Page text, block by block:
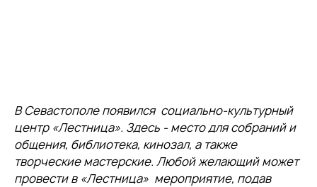
В Севастополе появился социально-культурный
центр «Лестница». Здесь - место для собраний и
общения, библиотека, кинозал, а также
творческие мастерские. Любой желающий может
провести в «Лестница» мероприятие, подав